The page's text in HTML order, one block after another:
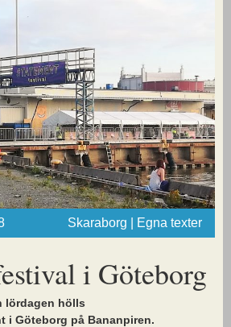
Skaraborg | Egna texter
i Göteborg
lördagen hölls
i Göteborg på Bananpiren.